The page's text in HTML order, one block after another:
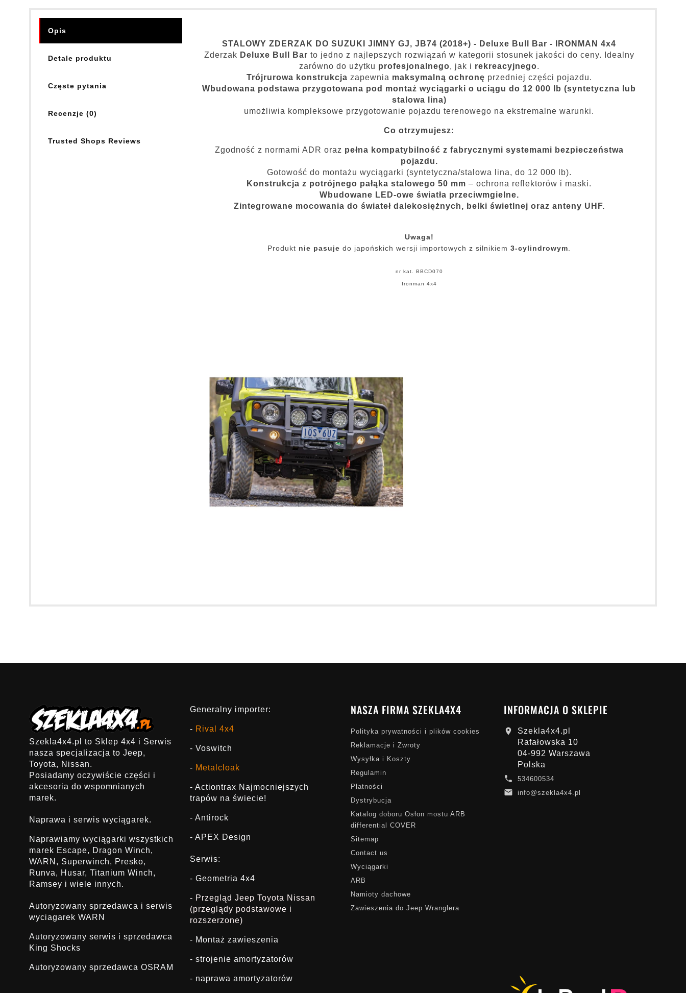
Opis
Detale produktu
Częste pytania
Recenzje (0)
Trusted Shops Reviews
STALOWY ZDERZAK DO SUZUKI JIMNY GJ, JB74 (2018+) - Deluxe Bull Bar - IRONMAN 4x4
Zderzak Deluxe Bull Bar to jedno z najlepszych rozwiązań w kategorii stosunek jakości do ceny. Idealny
zarówno do użytku profesjonalnego, jak i rekreacyjnego.
Trójrurowa konstrukcja zapewnia maksymalną ochronę przedniej części pojazdu.
Wbudowana podstawa przygotowana pod montaż wyciągarki o uciągu do 12 000 lb (syntetyczna lub
stalowa lina)
umożliwia kompleksowe przygotowanie pojazdu terenowego na ekstremalne warunki.
Co otrzymujesz:
Zgodność z normami ADR oraz pełna kompatybilność z fabrycznymi systemami bezpieczeństwa
pojazdu.
Gotowość do montażu wyciągarki (syntetyczna/stalowa lina, do 12 000 lb).
Konstrukcja z potrójnego pałąka stalowego 50 mm – ochrona reflektorów i maski.
Wbudowane LED-owe światła przeciwmgielne.
Zintegrowane mocowania do świateł dalekosiężnych, belki świetlnej oraz anteny UHF.
Uwaga!
Produkt nie pasuje do japońskich wersji importowych z silnikiem 3-cylindrowym
nr kat. BBCD070
Ironman 4x4
Szekla4x4.pl to Sklep 4x4 i Serwis
nasza specjalizacja to Jeep,
Toyota, Nissan.
Posiadamy oczywiście części i
akcesoria do wspomnianych
marek.
Naprawa i serwis wyciągarek.
Naprawiamy wyciągarki wszystkich
marek Escape, Dragon Winch,
WARN, Superwinch, Presko,
Runva, Husar, Titanium Winch,
Ramsey i wiele innych.
Autoryzowany sprzedawca i serwis
wyciagarek WARN
Autoryzowany serwis i sprzedawca
King Shocks
Autoryzowany sprzedawca OSRAM
Generalny importer:
- Rival 4x4
- Voswitch
- Metalcloak
- Actiontrax Najmocniejszych
trapów na świecie!
- Antirock
- APEX Design
Serwis:
- Geometria 4x4
- Przegląd Jeep Toyota Nissan
(przeglądy podstawowe i
rozszerzone)
- Montaż zawieszenia
- strojenie amortyzatorów
- naprawa amortyzatorów
NASZA FIRMA SZEKLA4X4
Polityka prywatności i plików cookies
Reklamacje i Zwroty
Wysyłka i Koszty
Regulamin
Płatności
Dystrybucja
Katalog doboru Osłon mostu ARB
differential COVER
Sitemap
Contact us
Wyciągarki
ARB
Namioty dachowe
Zawieszenia do Jeep Wranglera
INFORMACJA O SKLEPIE

Szekla4x4.pl
Rafałowska 10
04-992 Warszawa
Polska
 534600534
 info@szekla4x4.pl